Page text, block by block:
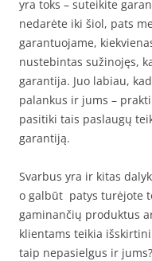
yra toks – suteikite
nedarėte iki šiol, pats
garantuojame,
nustebintas sužinojęs,
garantija. Juo labiau,
palankus ir jums –
pasitiki tais paslaugų
garantiją.
Svarbus yra ir kitas
o galbūt patys turėjote
gaminančių produktus
klientams teikia
taip nepasielgus ir